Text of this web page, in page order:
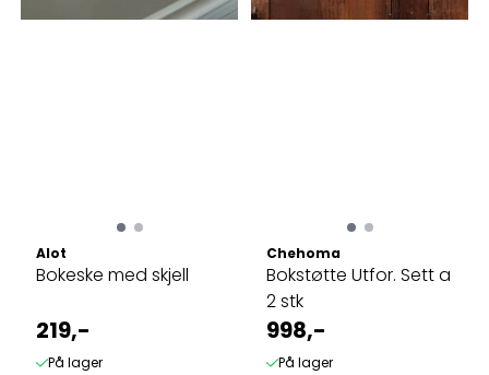
Alot
Bokeske med skjell
219,-
På lager
Chehoma
Bokstøtte Utfor. Sett a
2 stk
998,-
På lager